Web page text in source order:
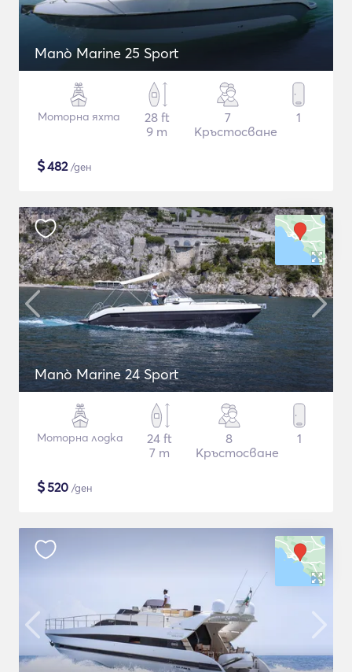
Manò Marine 25 Sport
Моторна яхта
28 ft
9 m
7
Кръстосване
1
$482/ден
Manò Marine 24 Sport
Моторна лодка
24 ft
7 m
8
Кръстосване
1
$520 /ден